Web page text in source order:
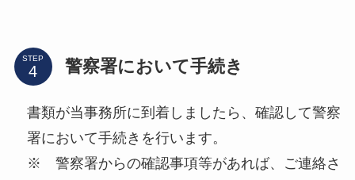
STEP 警察署において手続き
書類が当事務所に到着しましたら、確認して警察
署において手続きを行います。
※ 警察署からの確認事項等があれば、ご連絡さ